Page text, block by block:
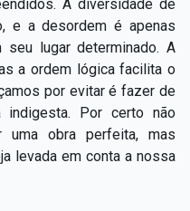
A diversidade de
e a desordem é apenas
lugar determinado. A
a ordem lógica facilita o
por evitar é fazer de
indigesta. Por certo não
obra perfeita, mas
levada em conta a nossa